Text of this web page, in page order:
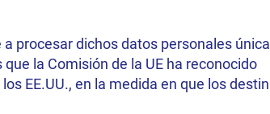
procesar dichos datos personales
la Comisión de la UE ha reconocido
EE.UU., en la medida en que los